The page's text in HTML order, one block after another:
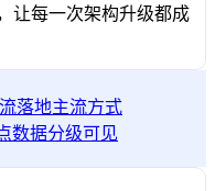
让每一次架构升级都成
落地主流方式
数据分级可见